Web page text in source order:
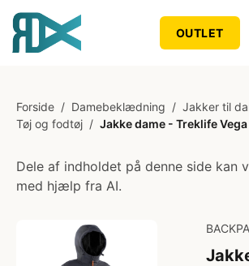
OUTLET
Forside / Damebeklædning / Jakker til
Tøj og fodtøj / Jakke dame - Treklife
Dele af indholdet på denne side kan
med hjælp fra AI.